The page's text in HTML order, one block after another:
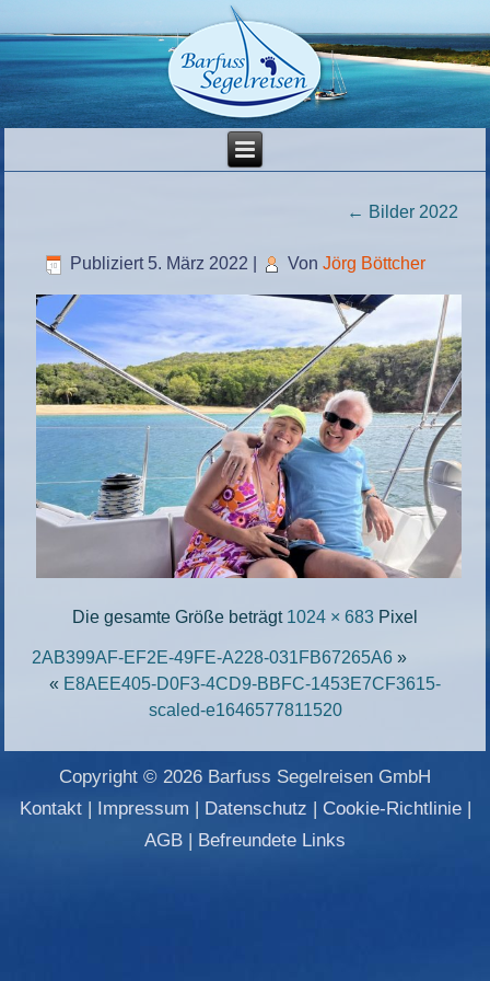
← Bilder 2022
Publiziert 5. März 2022 Von Jörg Böttcher
Die gesamte Größe beträgt 1024 × 683 Pixel
2AB399AF-EF2E-49FE-A228-031FB67265A6 »
« E8AEE405-D0F3-4CD9-BBFC-1453E7CF3615-
scaled-e1646577811520
Copyright © 2026 Barfuss Segelreisen GmbH
Kontakt| Impressum | Datenschutz | Cookie-Richtlinie|
AGB | Befreundete Links